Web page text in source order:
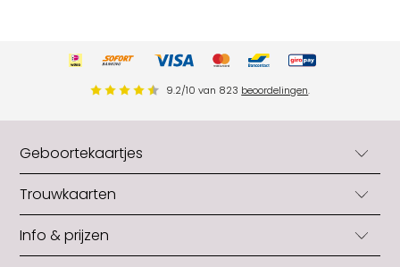
9.2/10 van 823 beoordelingen.
Geboortekaartjes
Geboortekaartjes
Geboortekaartjes jongens
Geboortekaartjes meisjes
Trouwkaarten
Trouwkaarten
Trouwkaarten originele vorm
Info & prijzen